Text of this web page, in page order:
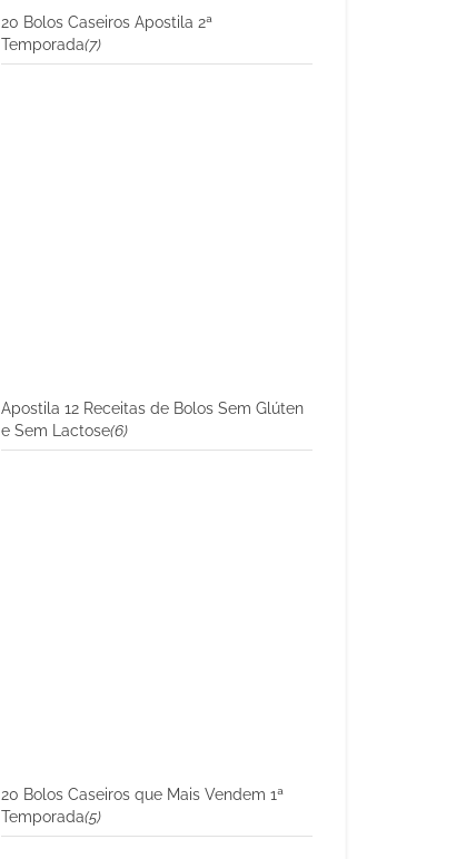
20 Bolos Caseiros Apostila 2ª
Temporada(7)
Apostila 12 Receitas de Bolos Sem Glúten
e Sem Lactose(6)
20 Bolos Caseiros que Mais Vendem 1ª
Temporada(5)